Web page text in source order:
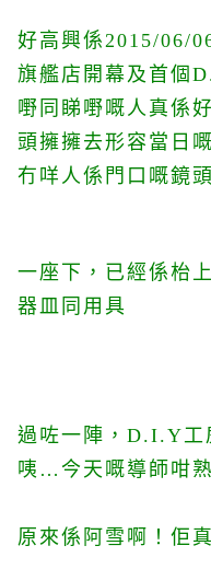
好高興係2015/06/
旗艦店開幕及首個
嘢同睇嘢嘅人真係
頭擁擁去形容當日嘅
冇咩人係門口嘅鏡頭
一座下，已經係枱
器皿同用具
過咗一陣，D.I.Y工
咦…今天嘅導師咁
原來係阿雪啊！佢